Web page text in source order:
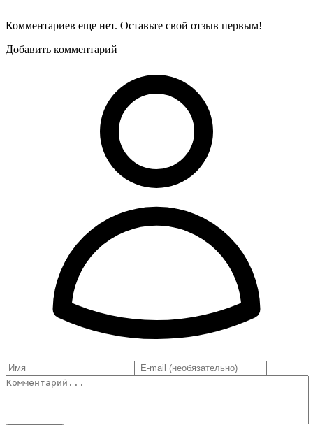
Комментариев еще нет. Оставьте свой отзыв первым!
Добавить комментарий